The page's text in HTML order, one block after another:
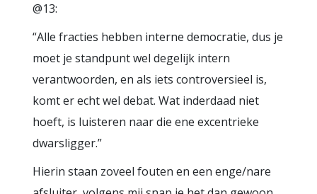
@13:
“Alle fracties hebben interne democratie, dus je
moet je standpunt wel degelijk intern
verantwoorden, en als iets controversieel is,
komt er echt wel debat. Wat inderdaad niet
hoeft, is luisteren naar die ene excentrieke
dwarsligger.”
Hierin staan zoveel fouten en een enge/nare